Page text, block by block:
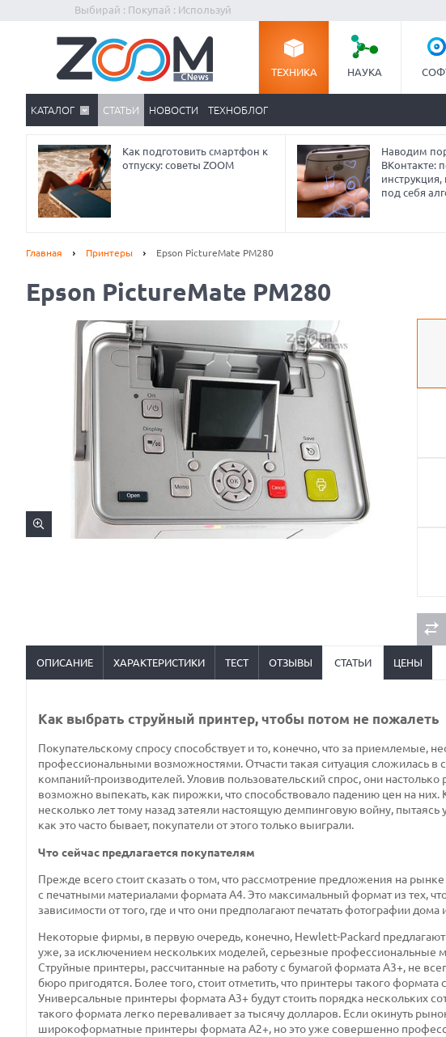
Выбирай : Покупай : Используй
ТЕХНИКА НАУКА
КАТАЛОГ СТАТЬИ НОВОСТИ ТЕХНОБЛОГ
Как подготовить смартфон к
отпуску: советы ZOOM
Наводим
ВКонтакте:
инструкция,
под себя
Главная Принтеры Epson PictureMate PM280
Epson PictureMate PM280
ОПИСАНИЕ ХАРАКТЕРИСТИКИ ТЕСТ ОТЗЫВЫ СТАТЬИ ЦЕНЫ
Как выбрать струйный принтер, чтобы потом не пожалеть
Покупательскому спросу способствует и то, конечно, что за приемлемые,
профессиональными возможностями. Отчасти такая ситуация сложилась в
компаний-производителей. Уловив пользовательский спрос, они
возможно выпекать, как пирожки, что способствовало падению цен на
несколько лет тому назад затеяли настоящую демпинговую войну,
как это часто бывает, покупатели от этого только выиграли.
Что сейчас предлагается покупателям
Прежде всего стоит сказать о том, что рассмотрение предложения на
с печатными материалами формата А4. Это максимальный формат из тех,
зависимости от того, где и что они предполагают печатать фотографии
Некоторые фирмы, в первую очередь, конечно, Hewlett-Packard
уже, за исключением нескольких моделей, серьезные профессиональные
Струйные принтеры, рассчитанные на работу с бумагой формата А3+, не
бюро пригодятся. Более того, стоит отметить, что принтеры такого
Универсальные принтеры формата А3+ будут стоить порядка нескольких
такого формата легко переваливает за тысячу долларов. Если окинуть
широкоформатные принтеры формата А2+, но это уже совершенно